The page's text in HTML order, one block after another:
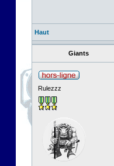
Haut
Giants
Rulezzz